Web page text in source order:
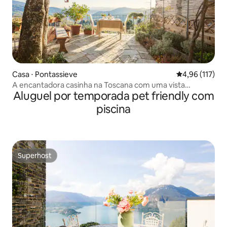
Casa ⋅ Pontassieve 4,96 de uma
4,96 (117)
A encantadora casinha na Toscana com uma vista
deslumbrante
Aluguel por temporada pet friendly com
piscina
Superhost
Superhost